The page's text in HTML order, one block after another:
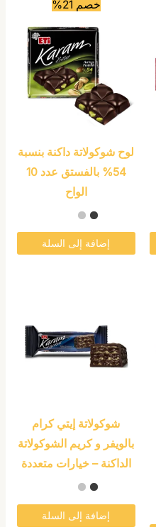
خصم 21%
لوح شوكولاتة داكنة بنسبة
54% بالفستق عدد 10
الواح
إضافة إلى السلة
شوكولاتة إيتي كرام
بالويفر و كريم الشوكولاتة
الداكنة – خيارات متعددة
إضافة إلى السلة
من
الأشكال
المنتج.
يمكن
اختيار
صفحة